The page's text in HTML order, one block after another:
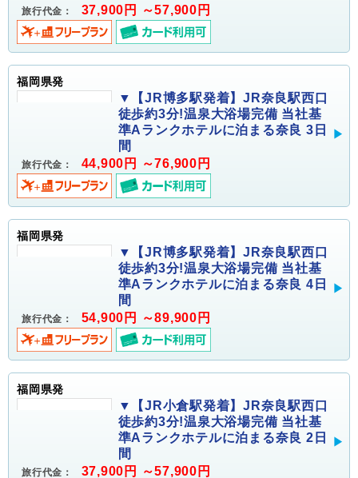
旅行代金： 37,900円 ～57,900円
福岡県発
▼【JR博多駅発着】JR奈良駅西口
徒歩約3分!温泉大浴場完備 当社基
準Aランクホテルに泊まる奈良 3日
間
旅行代金： 44,900円 ～76,900円
福岡県発
▼【JR博多駅発着】JR奈良駅西口
徒歩約3分!温泉大浴場完備 当社基
準Aランクホテルに泊まる奈良 4日
間
旅行代金： 54,900円 ～89,900円
福岡県発
▼【JR小倉駅発着】JR奈良駅西口
徒歩約3分!温泉大浴場完備 当社基
準Aランクホテルに泊まる奈良 2日
間
旅行代金： 37,900円 ～57,900円